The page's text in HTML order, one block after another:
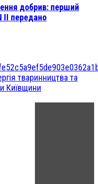
добрив: перший
II передано
тваринництва та
Київщини